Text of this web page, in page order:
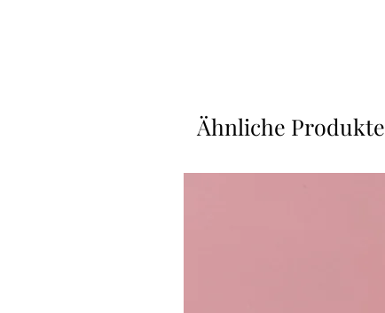
Ähnliche Produkte